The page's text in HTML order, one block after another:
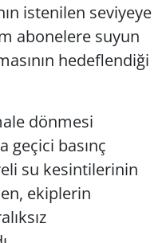
istenilen seviyeye
abonelere suyun
hedeflendiği
dönmesi
geçici basınç
su kesintilerinin
ekiplerin